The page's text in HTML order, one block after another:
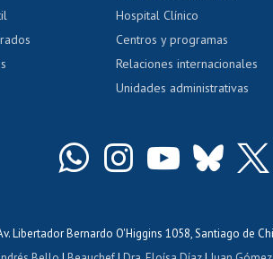
Hospital Clínico
Centros y programas
Relaciones internacionales
Unidades administrativas
Libertador Bernardo O'Higgins 1058, Santiago de